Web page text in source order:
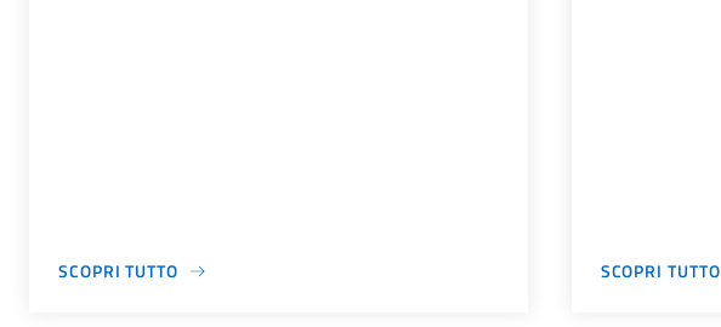
SCOPRI TUTTO SCOPRI TUTTO